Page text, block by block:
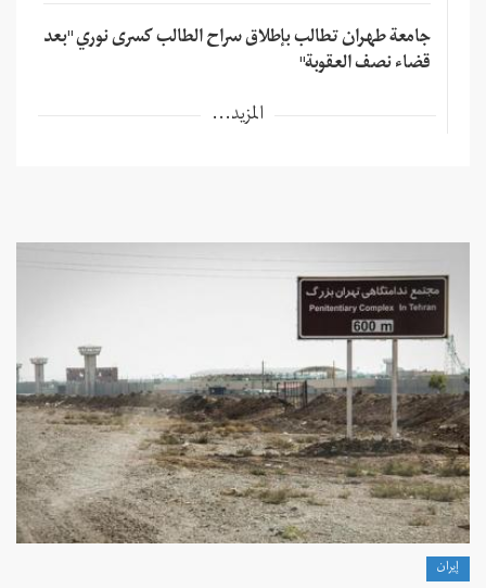
جامعة طهران تطالب بإطلاق سراح الطالب كسرى نوري "بعد
قضاء نصف العقوبة"
المزيد...
إيران